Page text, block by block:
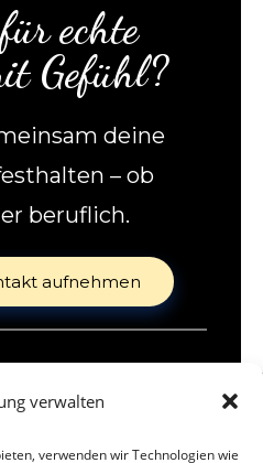
verwalten
verwenden wir Technologien wie
echte
Gefühl?
deine
– ob
beruflich.
aufnehmen